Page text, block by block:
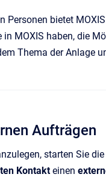
Personen bietet
MOXIS haben, die
Thema der Anlage
Aufträgen
starten Sie die
Kontakteinen